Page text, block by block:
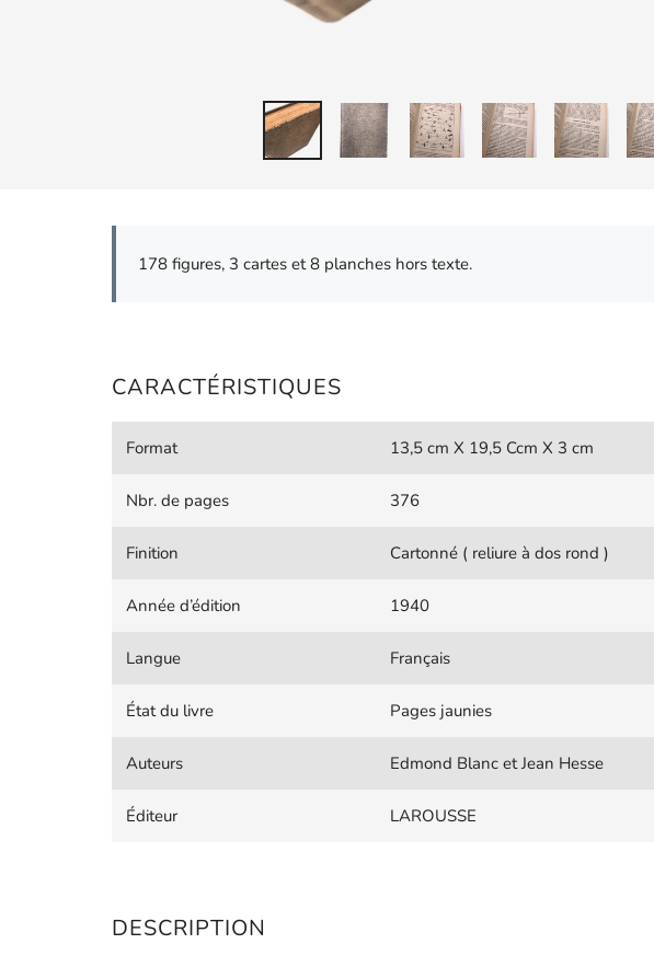
178 figures, 3 cartes et 8 planches hors texte.
CARACTÉRISTIQUES
Format 13,5 cm X 19,5 Ccm X 3 cm
Nbr. de pages 376
Finition Cartonné ( reliure à dos rond )
Année d’édition 1940
Langue Français
État du livre Pages jaunies
Auteurs Edmond Blanc et Jean Hesse
Éditeur LAROUSSE
DESCRIPTION